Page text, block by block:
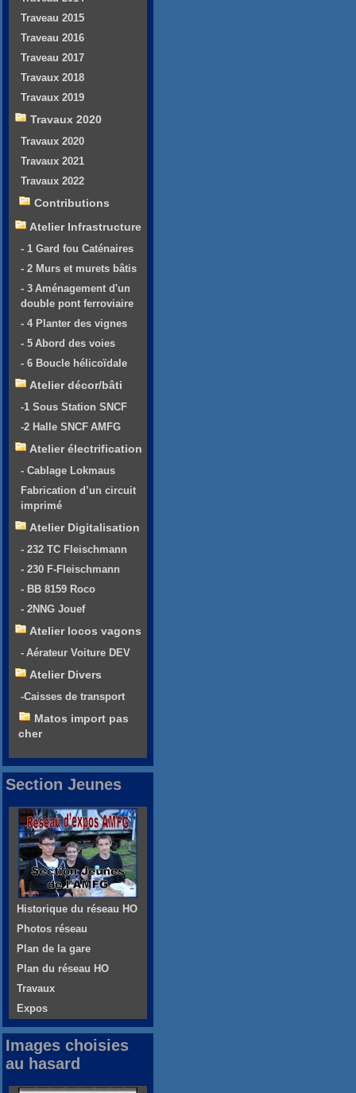
Traveau 2015
Traveau 2016
Traveau 2017
Travaux 2018
Travaux 2019
Travaux 2020
Travaux 2020
Travaux 2021
Travaux 2022
Contributions
Atelier Infrastructure
- 1 Gard fou Caténaires
- 2 Murs et murets bâtis
- 3 Aménagement d'un
double pont ferroviaire
- 4 Planter des vignes
- 5 Abord des voies
- 6 Boucle hélicoïdale
Atelier décor/bâti
-1 Sous Station SNCF
-2 Halle SNCF AMFG
Atelier électrification
- Cablage Lokmaus
Fabrication d’un circuit
imprimé
Atelier Digitalisation
- 232 TC Fleischmann
- 230 F-Fleischmann
- BB 8159 Roco
- 2NNG Jouef
Atelier locos vagons
- Aérateur Voiture DEV
Atelier Divers
-Caisses de transport
Matos import pas
cher
Section Jeunes
Historique du réseau HO
Photos réseau
Plan de la gare
Plan du réseau HO
Travaux
Expos
Images choisies
au hasard